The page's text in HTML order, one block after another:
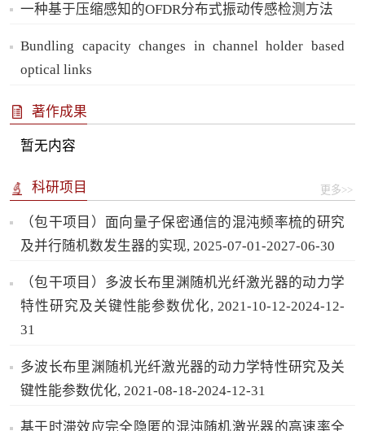
一种基于压缩感知的OFDR分布式振动传感检测方法
Bundling capacity changes in channel holder based
optical links
著作成果
暂无内容
科研项目 更多>>
（包干项目）面向量子保密通信的混沌频率梳的研究
及并行随机数发生器的实现, 2025-07-01-2027-06-30
（包干项目）多波长布里渊随机光纤激光器的动力学
特性研究及关键性能参数优化, 2021-10-12-2024-12-
31
多波长布里渊随机光纤激光器的动力学特性研究及关
键性能参数优化, 2021-08-18-2024-12-31
基于时滞效应完全隐匿的混沌随机激光器的高速率全